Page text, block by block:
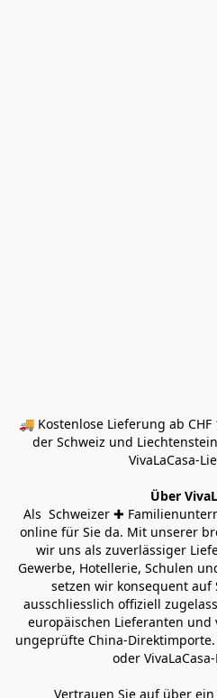
🚚 Kostenlose Lieferung ab
der Schweiz und
VivaLaCasa-
Über
Als  Schweizer ✚
online für Sie da. Mit unserer
wir uns als zuverlässiger
Gewerbe, Hotellerie, Schulen
setzen wir konsequent
ausschliesslich offiziell
europäischen Lieferanten
ungeprüfte China-
oder
Vertrauen Sie auf über